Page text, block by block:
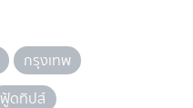
กรุงเทพ
ฟู้ดทิปส์